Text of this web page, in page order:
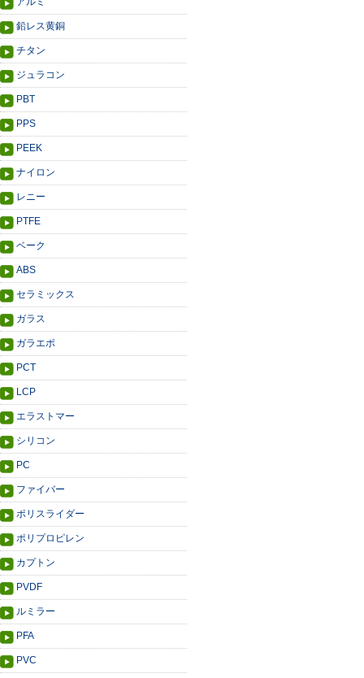
鉛レス黄銅
チタン
ジュラコン
PBT
PPS
PEEK
ナイロン
レニー
PTFE
ベーク
ABS
セラミックス
ガラス
ガラエポ
PCT
LCP
エラストマー
シリコン
PC
ファイバー
ポリスライダー
ポリプロピレン
カプトン
PVDF
ルミラー
PFA
PVC